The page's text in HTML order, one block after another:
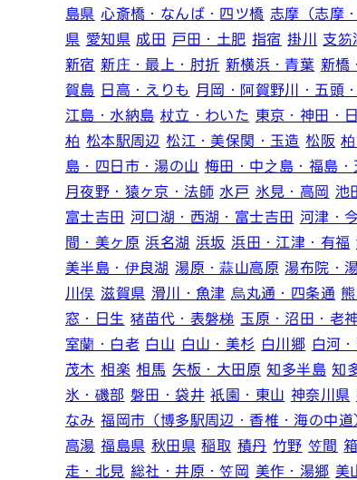
島県 心斎橋・なんば・四ツ橋 志摩（志摩
県 愛知県 成田 戸田・土肥 指宿 掛川 支笏
新宿 新庄・最上・肘折 新横浜・青葉 新橋
賀島 日高・えりも 月岡・阿賀野川・五頭
江島・水納島 杖立・わいた 東京・神田・
柏 松本駅周辺 松江・美保関・玉造 松阪
島・四日市・湯の山 梅田・中之島・福島・
月夜野・猿ヶ京・法師 水戸 氷見・高岡 池
富士吉田 河口湖・西湖・富士吉田 河津・
間・美ヶ原 浜名湖 浜坂 浜田・江津・有福
美半島・伊良湖 湯原・蒜山高原 湯布院・
川俣 滋賀県 滑川・魚津 烏丸通・四条通
窓・日生 猪苗代・表磐梯 玉原・沼田・老神
室蘭・白老 白山 白山・美杉 白川郷 白河
茂木 相楽 相馬 矢板・大田原 知多半島 知
氷・磯部 磐田・袋井 祇園・東山 神奈川県
なみ 福岡市（博多駅周辺・香椎・海の中道
高湯 福島県 秋田県 稲取 積丹 竹野 笠間
走・北見 総社・井原・笠岡 美作・湯郷 美